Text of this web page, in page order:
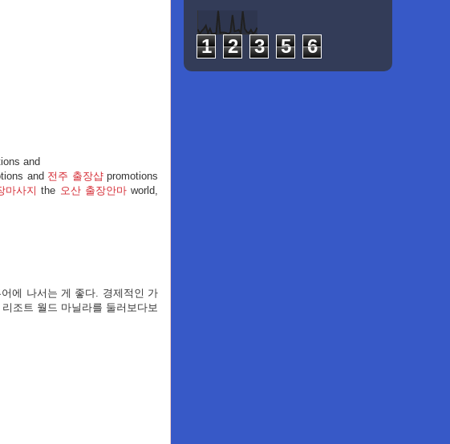
and
and 전주 출장샵promotions
마사지 the 오산 출장안마world,
에 나서는 게 좋다. 경제적인 가
조트 월드 마닐라를 둘러보다보
1 2 3 5 6